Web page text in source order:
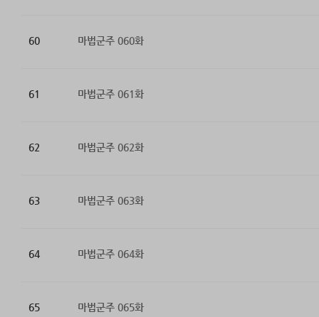
60 마법군주 060화
61 마법군주 061화
62 마법군주 062화
63 마법군주 063화
64 마법군주 064화
65 마법군주 065화